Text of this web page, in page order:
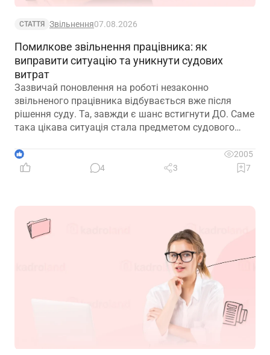
СТАТТЯ Звільнення07.08.2026
Помилкове звільнення працівника: як
виправити ситуацію та уникнути судових
витрат
Зазвичай поновлення на роботі незаконно
звільненого працівника відбувається вже після
рішення суду. Та, завжди є шанс встигнути ДО. Саме
така цікава ситуація стала предметом судового
скасував помилково виданий наказ про звільнення.
Розберемо її докладно
1
2005
4
3 7